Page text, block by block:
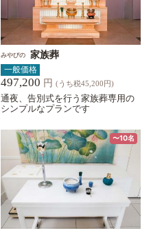
みやびの 家族葬
一般価格
497,200 円 (うち税45,200円)
通夜、告別式を行う家族葬専用の
シンプルなプランです
〜10名